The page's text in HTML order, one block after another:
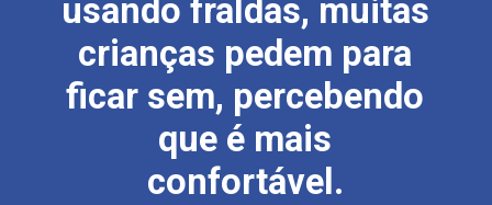
usando fraldas, muitas
crianças pedem para
ficar sem, percebendo
que é mais
confortável.